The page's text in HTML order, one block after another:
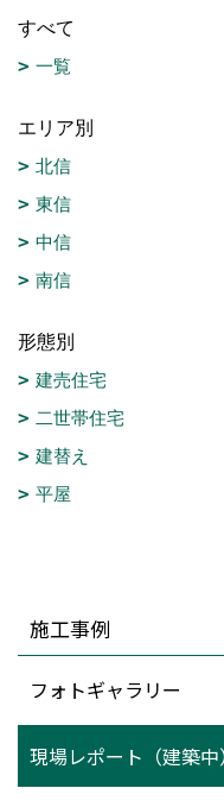
すべて
一覧
エリア別
北信
東信
中信
南信
形態別
建売住宅
二世帯住宅
建替え
平屋
施工事例
フォトギャラリー
現場レポート（建築中）